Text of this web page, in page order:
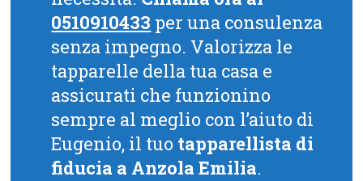
0510910433 per una consulenza
senza impegno. Valorizza le
tapparelle della tua casa e
assicurati che funzionino
sempre al meglio con l’aiuto di
Eugenio, il tuo tapparellista di
fiducia a Anzola Emilia.